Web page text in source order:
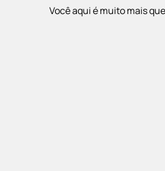
Você aqui é muito mais